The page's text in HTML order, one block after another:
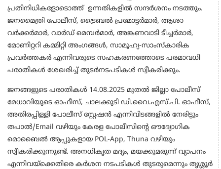
പ്രതിനിധികളോടൊത്ത് ഉന്നതികളിൽ സന്ദർശനം നടത്തും.
ജനമൈത്രി പോലീസ്, ട്രൈബൽ പ്രമോട്ടർമാർ, ആശാ
വർക്കർമാർ, വാർഡ് മെമ്പർമാർ, അങ്കണവാടി ടീച്ചർമാർ,
മോണിറ്ററി കമ്മിറ്റി അംഗങ്ങൾ, സാമൂഹ്യ-സാംസ്കാരിക
പ്രവർത്തകർ എന്നിവരുടെ സഹകരണത്തോടെ പരമാവധി
പരാതികൾ ശേഖരിച്ച് തുടർനടപടികൾ സ്വീകരിക്കും.
ജനങ്ങളുടെ പരാതികൾ 14.08.2025 മുതൽ ജില്ലാ പോലീസ്
മേധാവിയുടെ ഓഫീസ്, ചാലക്കുടി ഡി.വൈ.എസ്.പി. ഓഫീസ്,
അതിരപ്പിള്ളി പോലീസ് സ്റ്റേഷൻ എന്നിവിടങ്ങളിൽ നേരിട്ടും
തപാൽ/Email വഴിയും കേരള പോലീസിന്റെ ഔദ്യോഗിക
മൊബൈൽ ആപ്പുകളായ POL-App, Thuna വഴിയും
സ്വീകരിക്കുന്നുണ്ട്. അനധികൃത മദ്യം, മയക്കുമരുന്ന് വ്യാപനം
എന്നിവയ്‌ക്കെതിരെ കര്‍ശന നടപടികൾ തുടരുമെന്നും തൃശ്ശൂർ